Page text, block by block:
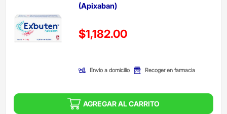
(Apixaban)
Precio reducido de
$1,182.00
Envío a domicilio Recoger en farmacia
AGREGAR AL CARRITO